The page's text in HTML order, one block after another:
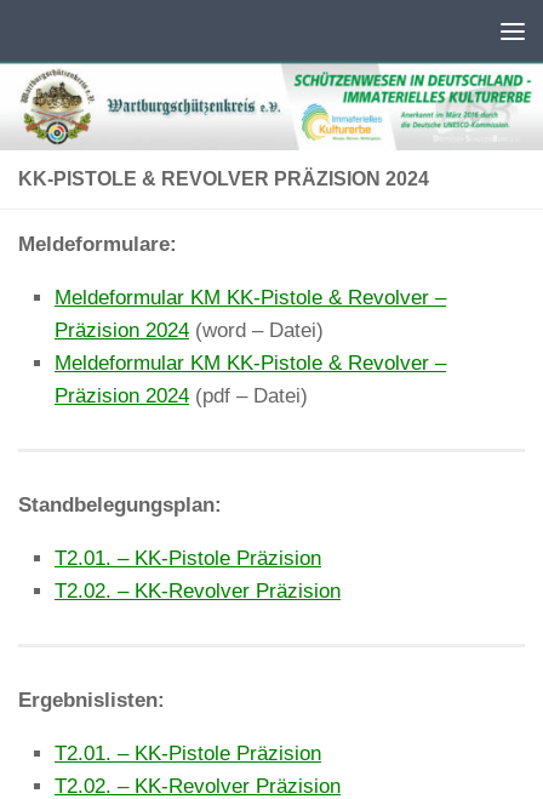
KK-PISTOLE & REVOLVER PRÄZISION 2024
Meldeformulare:
Meldeformular KM KK-Pistole & Revolver –
Präzision 2024 (word – Datei)
Meldeformular KM KK-Pistole & Revolver –
Präzision 2024 (pdf – Datei)
Standbelegungsplan:
T2.01. – KK-Pistole Präzision
T2.02. – KK-Revolver Präzision
Ergebnislisten:
T2.01. – KK-Pistole Präzision
T2.02. – KK-Revolver Präzision